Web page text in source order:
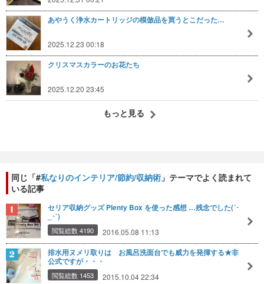
あやうく浄水カートリッジの模倣品を買うとこだった…
2025.12.23 00:18
クリスマスカラーのお花たち
2025.12.20 23:45
もっと見る
同じ「#私なりのインテリア/節約/収納術 」テーマでよく読まれて
いる記事
セリア収納グッズ Plenty Box を使った感想 …残念でした(´･
_･`)
閲覧総数 4190 2016.05.08 11:13
排水用ヌメリ取りは お風呂洗面台でも威力を発揮する★非
公式ですが・・・
閲覧総数 1453 2015.10.04 22:34